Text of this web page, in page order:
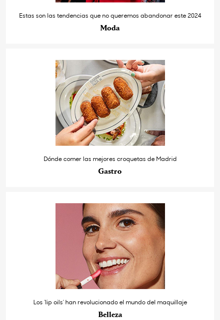
Estas son las tendencias que no queremos abandonar este 2024
Moda
Dónde comer las mejores croquetas de Madrid
Gastro
Los ‘lip oils’ han revolucionado el mundo del maquillaje
Belleza